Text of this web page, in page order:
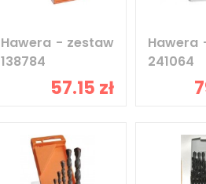
Hawera - zestaw
138784
57.15 zł
Hawera
241064